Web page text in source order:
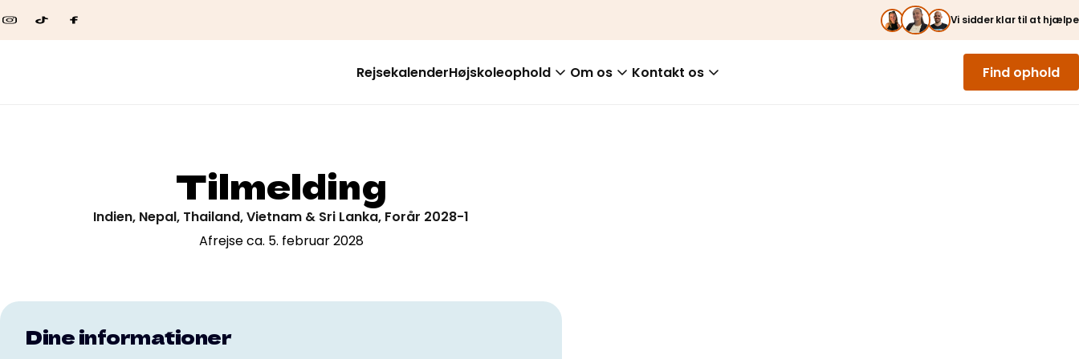
Vi sidder klar til at hjælpe
RejsekalenderHøjskoleophold Om os Kontakt os Find ophold
Tilmelding
Indien, Nepal, Thailand, Vietnam & Sri Lanka, Forår 2028-1
Afrejse ca. 5. februar 2028
Dine informationer